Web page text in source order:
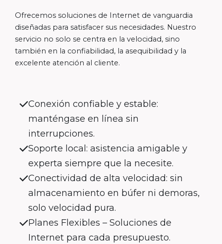
Ofrecemos soluciones de Internet de vanguardia
diseñadas para satisfacer sus necesidades. Nuestro
servicio no solo se centra en la velocidad, sino
también en la confiabilidad, la asequibilidad y la
excelente atención al cliente.
Conexión confiable y estable:
manténgase en línea sin
interrupciones.
Soporte local: asistencia amigable y
experta siempre que la necesite.
Conectividad de alta velocidad: sin
almacenamiento en búfer ni demoras,
solo velocidad pura.
Planes Flexibles – Soluciones de
Internet para cada presupuesto.